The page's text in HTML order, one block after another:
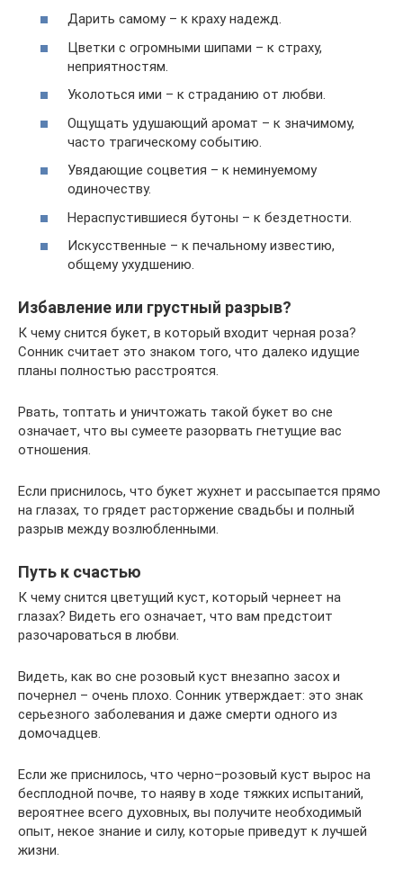
Дарить самому – к краху надежд.
Цветки с огромными шипами – к страху,
неприятностям.
Уколоться ими – к страданию от любви.
Ощущать удушающий аромат – к значимому,
часто трагическому событию.
Увядающие соцветия – к неминуемому
одиночеству.
Нераспустившиеся бутоны – к бездетности.
Искусственные – к печальному известию,
общему ухудшению.
Избавление или грустный разрыв?
К чему снится букет, в который входит черная роза?
Сонник считает это знаком того, что далеко идущие
планы полностью расстроятся.
Рвать, топтать и уничтожать такой букет во сне
означает, что вы сумеете разорвать гнетущие вас
отношения.
Если приснилось, что букет жухнет и рассыпается прямо
на глазах, то грядет расторжение свадьбы и полный
разрыв между возлюбленными.
Путь к счастью
К чему снится цветущий куст, который чернеет на
глазах? Видеть его означает, что вам предстоит
разочароваться в любви.
Видеть, как во сне розовый куст внезапно засох и
почернел – очень плохо. Сонник утверждает: это знак
серьезного заболевания и даже смерти одного из
домочадцев.
Если же приснилось, что черно–розовый куст вырос на
бесплодной почве, то наяву в ходе тяжких испытаний,
вероятнее всего духовных, вы получите необходимый
опыт, некое знание и силу, которые приведут к лучшей
жизни.